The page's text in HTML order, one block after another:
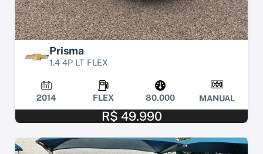
Prisma
1.4 4P LT FLEX
2014 FLEX 80.000 MANUAL
R$ 49.990